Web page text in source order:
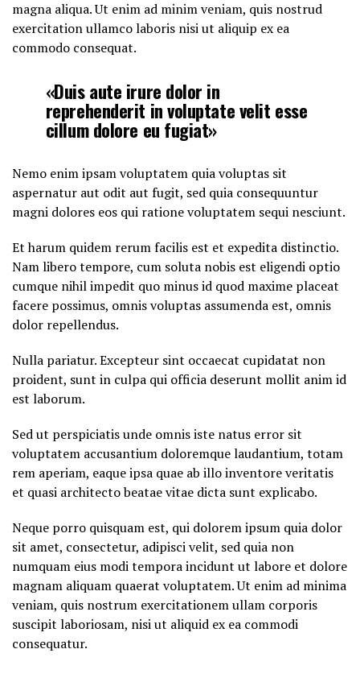
magna aliqua. Ut enim ad minim veniam, quis nostrud
exercitation ullamco laboris nisi ut aliquip ex ea
commodo consequat.
«Duis aute irure dolor in
reprehenderit in voluptate velit esse
cillum dolore eu fugiat»
Nemo enim ipsam voluptatem quia voluptas sit
aspernatur aut odit aut fugit, sed quia consequuntur
magni dolores eos qui ratione voluptatem sequi nesciunt.
Et harum quidem rerum facilis est et expedita distinctio.
Nam libero tempore, cum soluta nobis est eligendi optio
cumque nihil impedit quo minus id quod maxime placeat
facere possimus, omnis voluptas assumenda est, omnis
dolor repellendus.
Nulla pariatur. Excepteur sint occaecat cupidatat non
proident, sunt in culpa qui officia deserunt mollit anim id
est laborum.
Sed ut perspiciatis unde omnis iste natus error sit
voluptatem accusantium doloremque laudantium, totam
rem aperiam, eaque ipsa quae ab illo inventore veritatis
et quasi architecto beatae vitae dicta sunt explicabo.
Neque porro quisquam est, qui dolorem ipsum quia dolor
sit amet, consectetur, adipisci velit, sed quia non
numquam eius modi tempora incidunt ut labore et dolore
magnam aliquam quaerat voluptatem. Ut enim ad minima
veniam, quis nostrum exercitationem ullam corporis
suscipit laboriosam, nisi ut aliquid ex ea commodi
consequatur.